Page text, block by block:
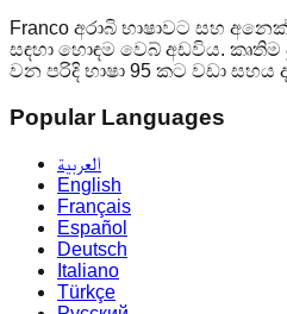
Franco අරාබි භාෂාවට සහ
සඳහා හොඳම වෙබ් අඩවිය.
වන පරිදි භාෂා 95 කට වඩා සහය
Popular Languages
العربية
English
Français
Español
Deutsch
Italiano
Türkçe